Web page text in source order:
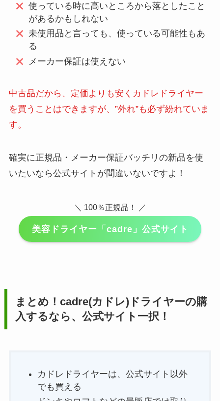
使っている時に高いところから落としたこと
があるかもしれない
未使用品と言っても、使っている可能性もあ
る
メーカー保証は使えない
中古品だから、定価よりも安くカドレドライヤー
を買うことはできますが、”外れ”も必ず紛れていま
す。
確実に正規品・メーカー保証バッチリの新品を使
いたいなら公式サイトが間違いないですよ！
＼ 100％正規品！ ／
美容ドライヤー「cadre」公式サイト
まとめ！ cadre(カドレ)ドライヤーの購
入するなら、公式サイト一択！
カドレドライヤーは、公式サイト以外
でも買える